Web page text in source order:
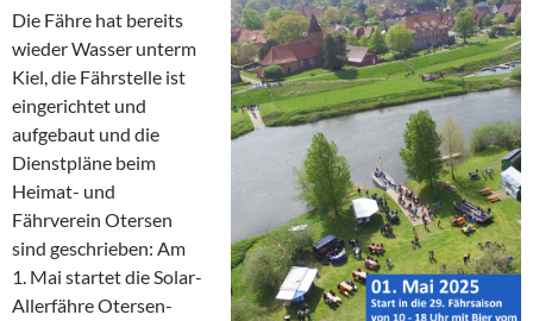
Die Fähre hat bereits
wieder Wasser unterm
Kiel, die Fährstelle ist
eingerichtet und
aufgebaut und die
Dienstpläne beim
Heimat- und
Fährverein Otersen
sind geschrieben: Am
1. Mai startet die Solar-
Allerfähre Otersen-